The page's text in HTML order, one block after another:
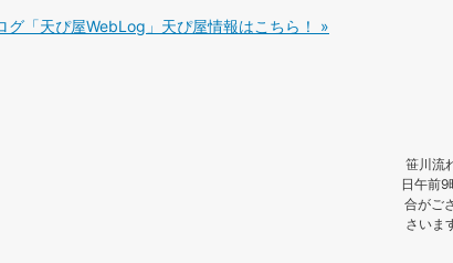
グ「天ぴ屋WebLog」天ぴ屋情報はこちら！ »
笹川流
日午前
合がご
さいま